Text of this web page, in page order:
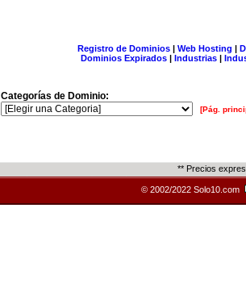
Registro de Dominios| Web Hosting |
Dominios Expirados | Industrias |
Categorías de Dominio:
[Pág.
** Precios
© 2002/2022 Solo10.com